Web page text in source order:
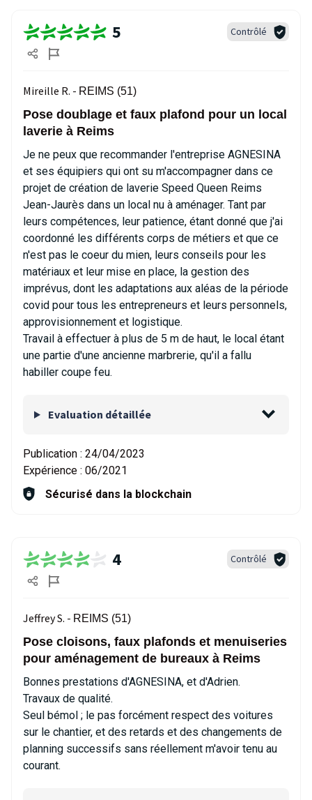
5 Contrôlé
Mireille R. - REIMS (51)
Pose doublage et faux plafond pour un local
laverie à Reims
Je ne peux que recommander l'entreprise AGNESINA
et ses équipiers qui ont su m'accompagner dans ce
projet de création de laverie Speed Queen Reims
Jean-Jaurès dans un local nu à aménager. Tant par
leurs compétences, leur patience, étant donné que j'ai
coordonné les différents corps de métiers et que ce
n'est pas le coeur du mien, leurs conseils pour les
matériaux et leur mise en place, la gestion des
imprévus, dont les adaptations aux aléas de la période
covid pour tous les entrepreneurs et leurs personnels,
approvisionnement et logistique.
Travail à effectuer à plus de 5 m de haut, le local étant
une partie d'une ancienne marbrerie, qu'il a fallu
habiller coupe feu.
Evaluation détaillée
Publication : 24/04/2023
Expérience : 06/2021
Sécurisé dans la blockchain
4 Contrôlé
Jeffrey S. - REIMS (51)
Pose cloisons, faux plafonds et menuiseries
pour aménagement de bureaux à Reims
Bonnes prestations d'AGNESINA, et d'Adrien.
Travaux de qualité.
Seul bémol ; le pas forcément respect des voitures
sur le chantier, et des retards et des changements de
planning successifs sans réellement m'avoir tenu au
courant.